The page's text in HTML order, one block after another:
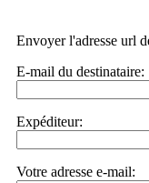
Envoyer l'adresse url
E-mail du destinataire:
Expéditeur:
Votre adresse e-mail: